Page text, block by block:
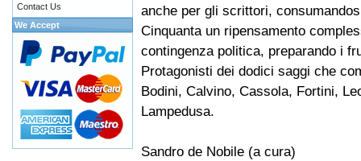
anche per gli scrittori,
Cinquanta un ripensamento
contingenza politica, preparando i
Protagonisti dei dodici saggi che
Bodini, Calvino, Cassola, Fortini,
Lampedusa.
Sandro de Nobile (a cura)
Contact Us
We Accept